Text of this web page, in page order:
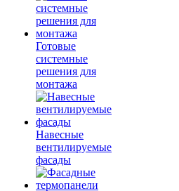
Готовые
системные
решения для
монтажа
Навесные
вентилируемые
фасады